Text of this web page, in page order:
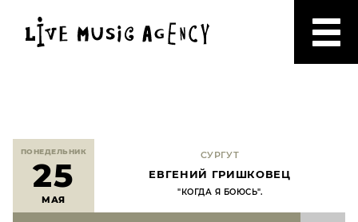
ПОНЕДЕЛЬНИК
25
МАЯ
СУРГУТ
ЕВГЕНИЙ ГРИШКОВЕЦ
"КОГДА Я БОЮСЬ".